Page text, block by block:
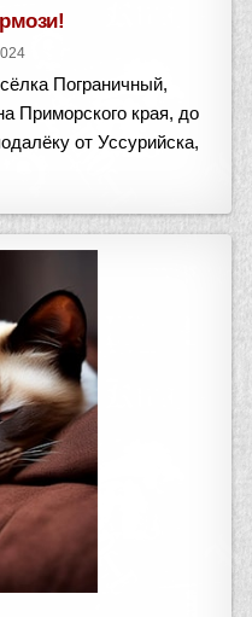
Пограничный,
Приморского края, до
от Уссурийска,